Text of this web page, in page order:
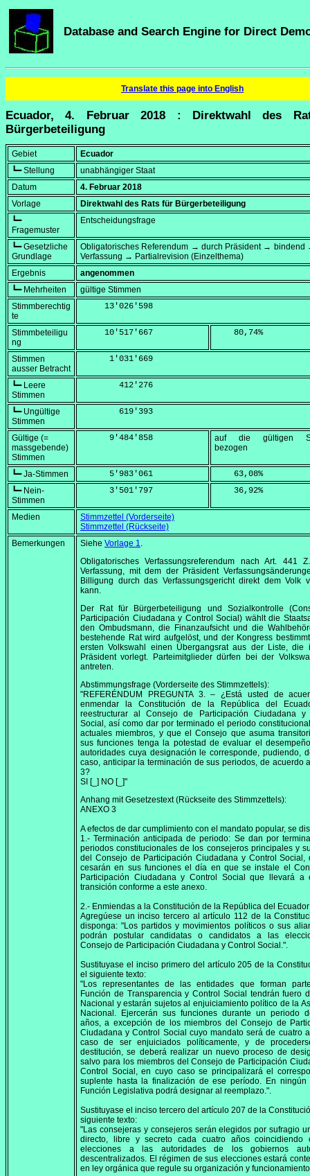
Database and Search Engine for Direct
Translate this page into English
Ecuador, 4. Februar 2018 : Direktwahl des
Bürgerbeteiligung
Gebiet
Ecuador
┗━ Stellung
unabhängiger Staat
Datum
4. Februar 2018
Vorlage
Direktwahl des Rats für Bürgerbeteiligung
┗━
Fragemuster
Entscheidungsfrage
┗━ Gesetzliche
Grundlage
Obligatorisches Referendum → durch Präsident → bindend
Verfassung → Partialrevision (Einzelthema)
Ergebnis
angenommen
┗━ Mehrheiten
gültige Stimmen
Stimmberechtig
te
     13'026'598
Stimmbeteiligu
ng
     10'517'667
    80,74
%
Stimmen
ausser Betracht
      1'031'669
┗━ Leere
Stimmen
        412'276
┗━ Ungültige
Stimmen
        619'393
Gültige (=
massgebende)
Stimmen
      9'484'858
auf die gültigen
bezogen
┗━ Ja-Stimmen
      5'983'061
    63,08
%
┗━ Nein-
Stimmen
      3'501'797
    36,92
%
Medien
Stimmzettel (Vorderseite)
Stimmzettel (Rückseite)
Bemerkungen
Siehe Vorlage 1.
Obligatorisches Verfassungsreferendum nach Art. 441
Verfassung, mit dem der Präsident
Billigung durch das Verfassungsgericht direkt dem Volk
kann.
Der Rat für Bürgerbeteiligung und Sozialkontrolle (
Participación Ciudadana y Control Social) wählt die
den Ombudsmann, die Finanzaufsicht und die
bestehende Rat wird aufgelöst, und der Kongress
ersten Volkswahl einen Übergangsrat aus der Liste, die
Präsident vorlegt. Parteimitglieder dürfen bei der
antreten.
Abstimmungsfrage (Vorderseite des Stimmzettels):
"REFERÉNDUM PREGUNTA 3. – ¿Está usted de
enmendar la Constitución de la República del
reestructurar al Consejo de Participación Ciudadana y
Social, así como dar por terminado el periodo
actuales miembros, y que el Consejo que asuma
sus funciones tenga la potestad de evaluar el
autoridades cuya designación le corresponde, pudiendo,
caso, anticipar la terminación de sus periodos, de acuerdo
3?
SI [_] NO [_]"
Anhang mit Gesetzestext (Rückseite des Stimmzettels):
ANEXO 3
A efectos de dar cumplimiento con el mandato popular, se
1.- Terminación anticipada de periodo: Se dan por
periodos constitucionales de los consejeros principales y
del Consejo de Participación Ciudadana y Control Social,
cesarán en sus funciones el día en que se instale el
Participación Ciudadana y Control Social que llevará a
transición conforme a este anexo.
2.- Enmiendas a la Constitución de la República del Ecuador
Agregúese un inciso tercero al artículo 112 de la
disponga: "Los partidos y movimientos políticos o sus
podrán postular candidatas o candidatos a las
Consejo de Participación Ciudadana y Control Social.".
Sustituyase el inciso primero del artículo 205 de la
el siguiente texto:
"Los representantes de las entidades que forman
Función de Transparencia y Control Social tendrán fuero
Nacional y estarán sujetos al enjuiciamiento político de la
Nacional. Ejercerán sus funciones durante un periodo
años, a excepción de los miembros del Consejo de
Ciudadana y Control Social cuyo mandato será de cuatro
caso de ser enjuiciados políticamente, y de
destitución, se deberá realizar un nuevo proceso de
salvo para los miembros del Consejo de Participación
Control Social, en cuyo caso se principalizará el
suplente hasta la finalización de ese período. En ningún
Función Legislativa podrá designar al reemplazo.".
Sustituyase el inciso tercero del artículo 207 de la
siguiente texto:
"Las consejeras y consejeros serán elegidos por sufragio
directo, libre y secreto cada cuatro años coincidiendo
elecciones a las autoridades de los gobiernos
descentralizados. El régimen de sus elecciones estará
en ley orgánica que regule su organización y